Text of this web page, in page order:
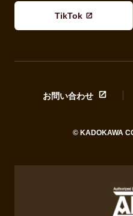
TikTok
お問い合わせ
© KADOKAWA